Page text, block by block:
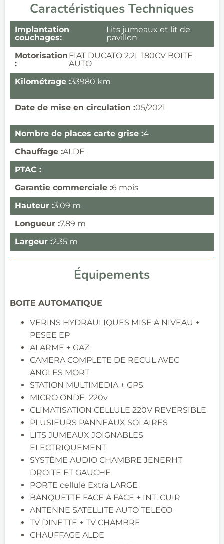
Caractéristiques Techniques
Implantation
couchages:
Lits jumeaux et lit de
pavillon
Motorisation
:
FIAT DUCATO 2.2L 180CV BOITE
AUTO
Kilométrage :33980 km
Date de mise en circulation :05/2021
Nombre de places carte grise :4
Chauffage :ALDE
PTAC :
Garantie commerciale :6 mois
Hauteur :3.09 m
Longueur :7.89 m
Largeur :2.35 m
Équipements
BOITE AUTOMATIQUE
VERINS HYDRAULIQUES MISE A NIVEAU +
PESEE EP
ALARME + GAZ
CAMERA COMPLETE DE RECUL AVEC
ANGLES MORT
STATION MULTIMEDIA + GPS
MICRO ONDE 220v
CLIMATISATION CELLULE 220V REVERSIBLE
PLUSIEURS PANNEAUX SOLAIRES
LITS JUMEAUX JOIGNABLES
ELECTRIQUEMENT
SYSTÈME AUDIO CHAMBRE JENERHT
DROITE ET GAUCHE
PORTE cellule Extra LARGE
BANQUETTE FACE A FACE + INT. CUIR
ANTENNE SATELLITE AUTO TELECO
TV DINETTE + TV CHAMBRE
CHAUFFAGE ALDE